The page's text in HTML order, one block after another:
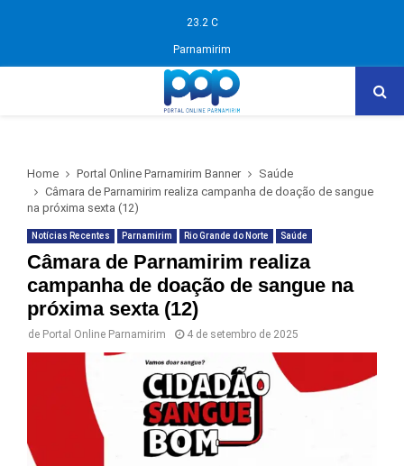
23.2 C
Parnamirim
Home Portal Online Parnamirim Banner
Saúde
Câmara de Parnamirim realiza campanha de doação de sangue
na próxima sexta (12)
Notícias Recentes Parnamirim Rio Grande do Norte Saúde
Câmara de Parnamirim realiza
campanha de doação de sangue na
próxima sexta (12)
de Portal Online Parnamirim 4 de setembro de 2025